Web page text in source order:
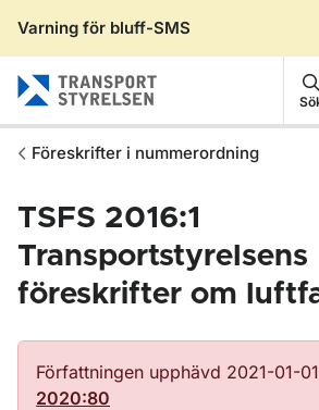
Varning för bluff-SMS
Föreskrifter i nummerordning
TSFS 2016:1
Transportstyrelsens
föreskrifter om
Författningen upphävd 2021-01-
2020:80